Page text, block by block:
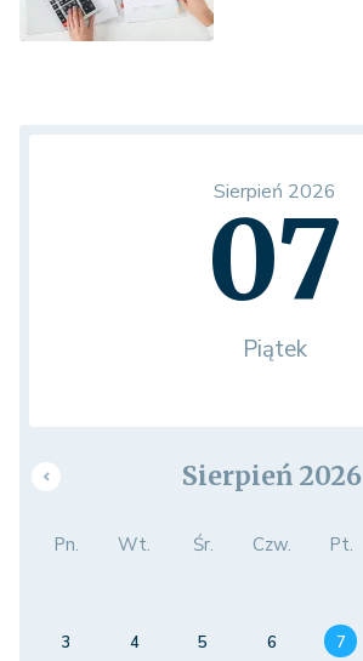
Sierpień 2026
07
Piątek
Sierpień 2026
Pn. Wt. Śr. Czw. Pt.
3
4 5 6 7